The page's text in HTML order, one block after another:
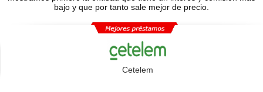
bajo y que por tanto sale mejor de precio.
Cetelem